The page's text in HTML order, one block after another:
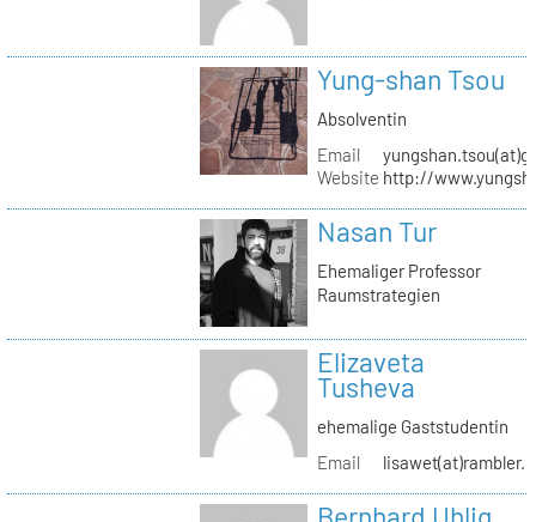
Yung-shan Tsou
Absolventin
Email
Website http://
Nasan Tur
Ehemaliger Professor
Raumstrategien
Elizaveta
Tusheva
ehemalige Gaststudentin
Email